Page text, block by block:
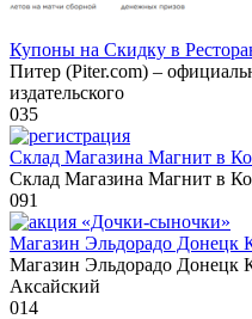
Купоны на Скидку в
Питер (Piter.com) –
издательского
035
Склад Магазина Магнит в
Склад Магазина Магнит в
091
Магазин Эльдорадо Донецк
Магазин Эльдорадо Донецк
Аксайский
014